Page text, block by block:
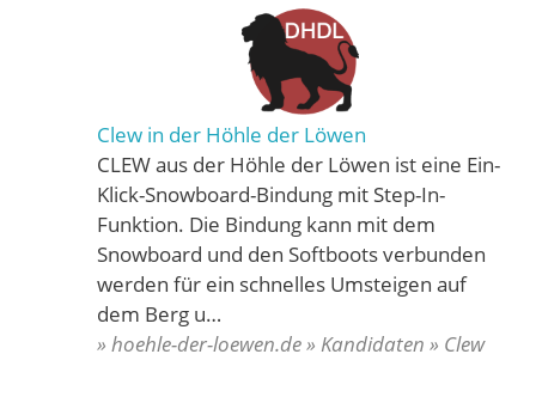
Clew in der Höhle der Löwen
CLEW aus der Höhle der Löwen ist eine Ein-
Klick-Snowboard-Bindung mit Step-In-
Funktion. Die Bindung kann mit dem
Snowboard und den Softboots verbunden
werden für ein schnelles Umsteigen auf
dem Berg u…
» hoehle-der-loewen.de » Kandidaten » Clew